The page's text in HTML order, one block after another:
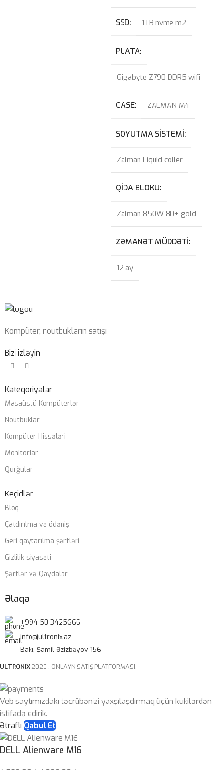
SSD 1TB nvme m2
PLATA
Gigabyte Z790 DDR5 wifi
CASE ZALMAN M4
SOYUTMA SISTEMI
Zalman Liquid coller
QIDA BLOKU
Zalman 850W 80+ gold
ZƏMANƏT MÜDDƏTI
12 ay
Kompüter, noutbukların satışı
Bizi izləyin
Kateqoriyalar
Masaüstü Kompüterlər
Noutbuklar
Kompüter Hissələri
Monitorlar
Qurğular
Keçidlər
Bloq
Çatdırılma və ödəniş
Geri qaytarılma şərtləri
Gizlilik siyasəti
Şərtlər və Qaydalar
Əlaqə
+994 50 3425666
info@ultronix.az
Bakı, Şamil Əzizbəyov 156
ULTRONIX 2023 . ONLAYN SATIŞ PLATFORMASI.
Veb saytımızdakı təcrübənizi yaxşılaşdırmaq üçün kukilərdən
istifadə edirik.
Ətraflı Qəbul Et
DELL Alienware M16